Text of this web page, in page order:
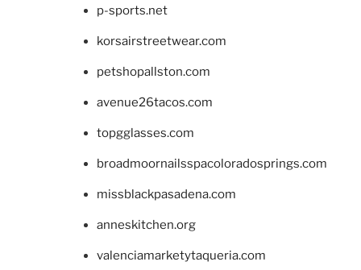
p-sports.net
korsairstreetwear.com
petshopallston.com
avenue26tacos.com
topgglasses.com
broadmoornailsspacoloradosprings.com
missblackpasadena.com
anneskitchen.org
valenciamarketytaqueria.com